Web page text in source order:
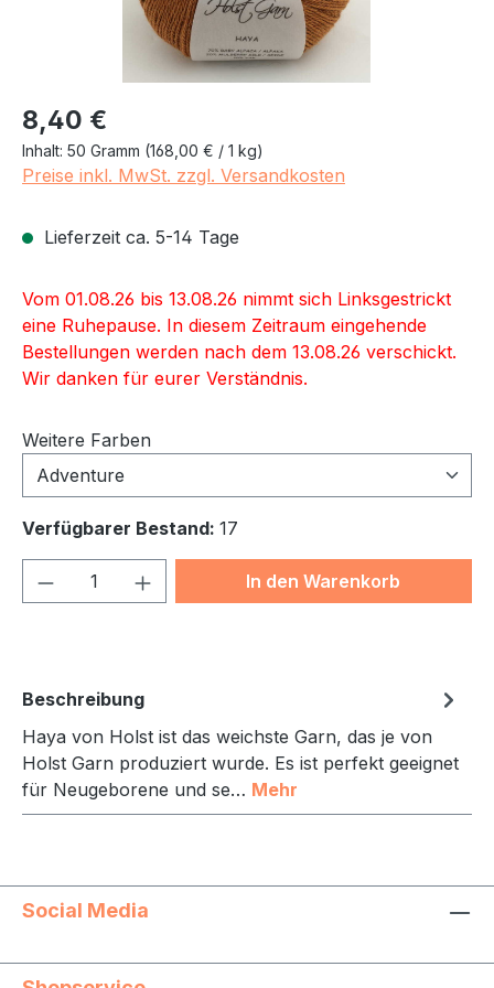
Regulärer Preis:
8,40 €
Inhalt: 50 Gramm (168,00 € / 1 kg)
Preise inkl. MwSt. zzgl. Versandkosten
Lieferzeit ca. 5-14 Tage
Vom 01.08.26 bis 13.08.26 nimmt sich Linksgestrickt
eine Ruhepause. In diesem Zeitraum eingehende
Bestellungen werden nach dem 13.08.26 verschickt.
Wir danken für eurer Verständnis.
Weitere Farben
Adventure
Verfügbarer Bestand: 17
Produkt Anzahl: Gib denIn den Warenkorb
Beschreibung
Haya von Holst ist das weichste Garn, das je von
Holst Garn produziert wurde. Es ist perfekt geeignet
für Neugeborene und se… Mehr
Social Media